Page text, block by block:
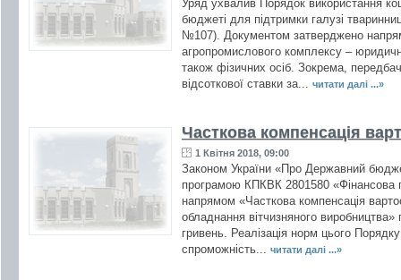
Уряд ухвалив Порядок використання
бюджеті для підтримки галузі
№107). Документом затверджено
агропромислового комплексу –
також фізичних осіб. Зокрема,
відсоткової ставки за...
читати далі ...»
Часткова компенсація
1 Квітня 2018, 09:00
Законом України «Про Державний
програмою КПКВК 2801580 «Фінансова
напрямом «Часткова компенсація
обладнання вітчизняного
гривень. Реалізація норм цього
спроможність...
читати далі ...»